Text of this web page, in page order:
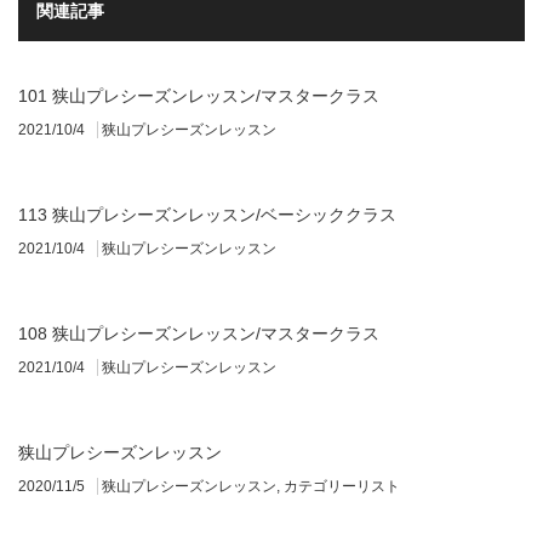
関連記事
101 狭山プレシーズンレッスン/マスタークラス
2021/10/4 狭山プレシーズンレッスン
113 狭山プレシーズンレッスン/ベーシッククラス
2021/10/4 狭山プレシーズンレッスン
108 狭山プレシーズンレッスン/マスタークラス
2021/10/4 狭山プレシーズンレッスン
狭山プレシーズンレッスン
2020/11/5 狭山プレシーズンレッスン, カテゴリーリスト